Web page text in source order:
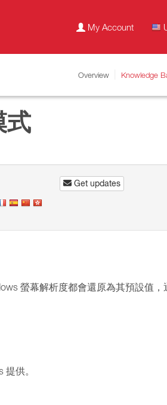
My Account
Overview Knowledge
式
Get updates
螢幕解析度都會還原為其預設值，
提供。